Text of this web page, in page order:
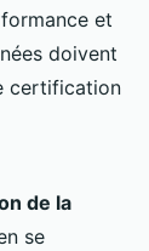
et
doivent
certification
de la
se